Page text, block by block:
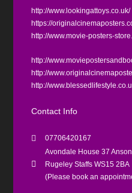
http://www.lookingattoys.co.uk/
https://
http://www.movie-posters-
http://
http://
http://
Contact Info
07706420167
Avondale House 37
Rugeley Staffs WS15 2BA
(Please book an